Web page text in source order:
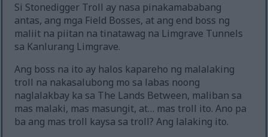
Si Stonedigger Troll ay nasa pinakamababang
antas, ang mga Field Bosses, at ang end boss ng
maliit na piitan na tinatawag na Limgrave Tunnels
sa Kanlurang Limgrave.
Ang boss na ito ay halos kapareho ng malalaking
troll na nakasalubong mo sa labas noong
naglalakbay ka sa The Lands Between, maliban sa
mas malaki, mas masungit, at… mas troll ito. Ano pa
ba ang mas troll kaysa sa troll? Ang lalaking ito.